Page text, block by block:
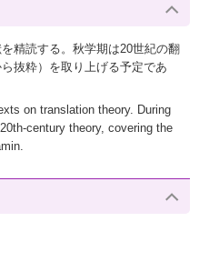
精読する。秋学期は20世紀の翻
抜粋）を取り上げる予定であ
on translation theory. During
century theory, covering the